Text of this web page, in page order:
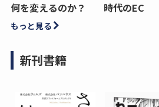
何を変えるのか？
時代のEC
もっと見る
新刊書籍